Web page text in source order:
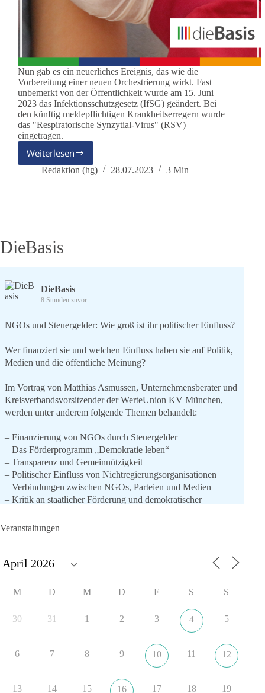
Nun gab es ein neuerliches Ereignis, das wie die
Vorbereitung einer neuen Orchestrierung wirkt. Fast
unbemerkt von der Öffentlichkeit wurde am 15. Juni
2023 das Infektionsschutzgesetz (IfSG) geändert. Bei
den künftig meldepflichtigen Krankheitserregern wurde
das "Respiratorische Synzytial-Virus" (RSV)
eingetragen.
Weiterlesen
RSV:
ein
Redaktion (hg) 28.07.2023 3 Min
DieBasis
DieBasis
8 Stunden zuvor
NGOs und Steuergelder: Wie groß ist ihr politischer Einfluss?
Wer finanziert sie und welchen Einfluss haben sie auf Politik,
Medien und die öffentliche Meinung?
Im Vortrag von Matthias Asmussen, Unternehmensberater und
Kreisverbandsvorsitzender der WerteUnion KV München,
werden unter anderem folgende Themen behandelt:
– Finanzierung von NGOs durch Steuergelder
– Das Förderprogramm „Demokratie leben“
– Transparenz und Gemeinnützigkeit
– Politischer Einfluss von Nichtregierungsorganisationen
– Verbindungen zwischen NGOs, Parteien und Medien
– Kritik an staatlicher Förderung und demokratischer
– Mögliche Auswirkungen auf die politische Landschaft in
👉 hier geht es zum vollständigen Video:
💬 Wie bewertest du die staatliche Förderung von NGOs?
#Steuergelder
#Transparenz
#Analyse
Veranstaltungen
M D M D F S S
30 31 1 2 3 4 5
6 7 8 9 10 11 12
13 14 15 16 17 18 19